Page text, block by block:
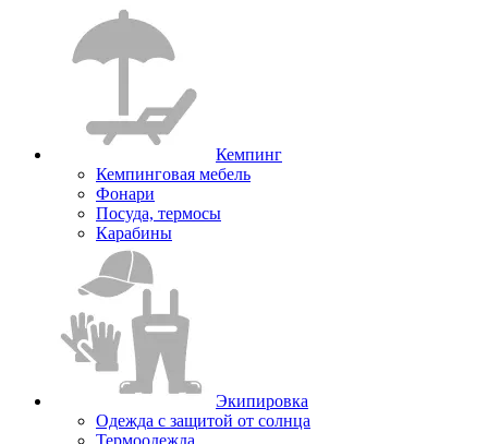
Кемпинг
Кемпинговая мебель
Фонари
Посуда, термосы
Карабины
Экипировка
Одежда с защитой от солнца
Термоодежда